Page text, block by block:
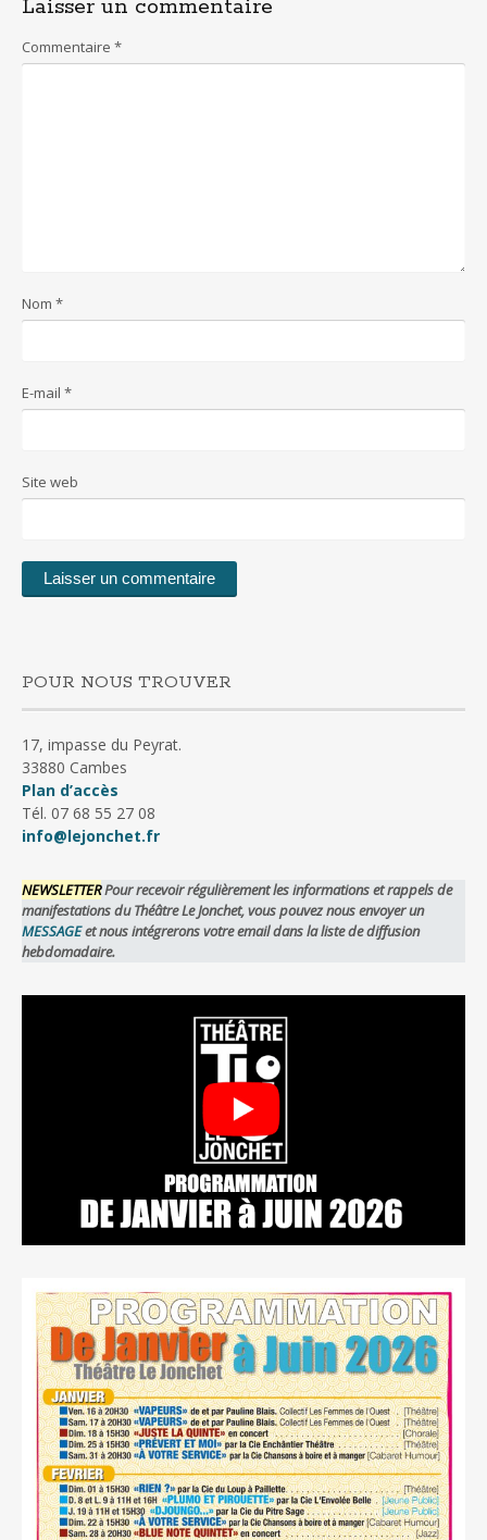
Laisser un commentaire
Commentaire *
Nom *
E-mail *
Site web
POUR NOUS TROUVER
17, impasse du Peyrat.
33880 Cambes
Plan d’accès
Tél. 07 68 55 27 08
info@lejonchet.fr
NEWSLETTERPour recevoir régulièrement les informations et rappels de
manifestations du Théâtre Le Jonchet, vous pouvez nous envoyer un
MESSAGEet nous intégrerons votre email dans la liste de diffusion
hebdomadaire.